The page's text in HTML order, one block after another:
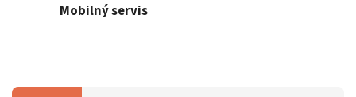
Mobilný servis